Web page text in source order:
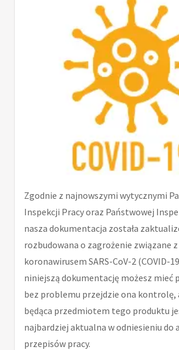
Zgodnie z najnowszymi wytycznymi
Inspekcji Pracy oraz Państwowej
nasza dokumentacja została
rozbudowana o zagrożenie związane z
koronawirusem SARS-CoV-2 (COVID-
niniejszą dokumentację możesz mieć
bez problemu przejdzie ona kontrolę,
będąca przedmiotem tego produktu
najbardziej aktualna w odniesieniu do
przepisów pracy.